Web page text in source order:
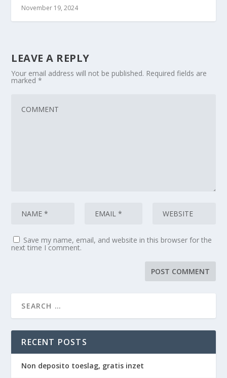
November 19, 2024
LEAVE A REPLY
Your email address will not be published. Required fields are
marked*
Save my name, email, and website in this browser for the
next time I comment.
RECENT POSTS
Non deposito toeslag, gratis inzet